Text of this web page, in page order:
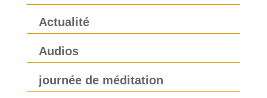
Actualité
Audios
journée de méditation